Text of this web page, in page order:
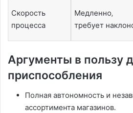
Скорость
процесса
Медленно‚
требует
Аргументы в пользу
приспособления
Полная автономность и
ассортимента магазинов.